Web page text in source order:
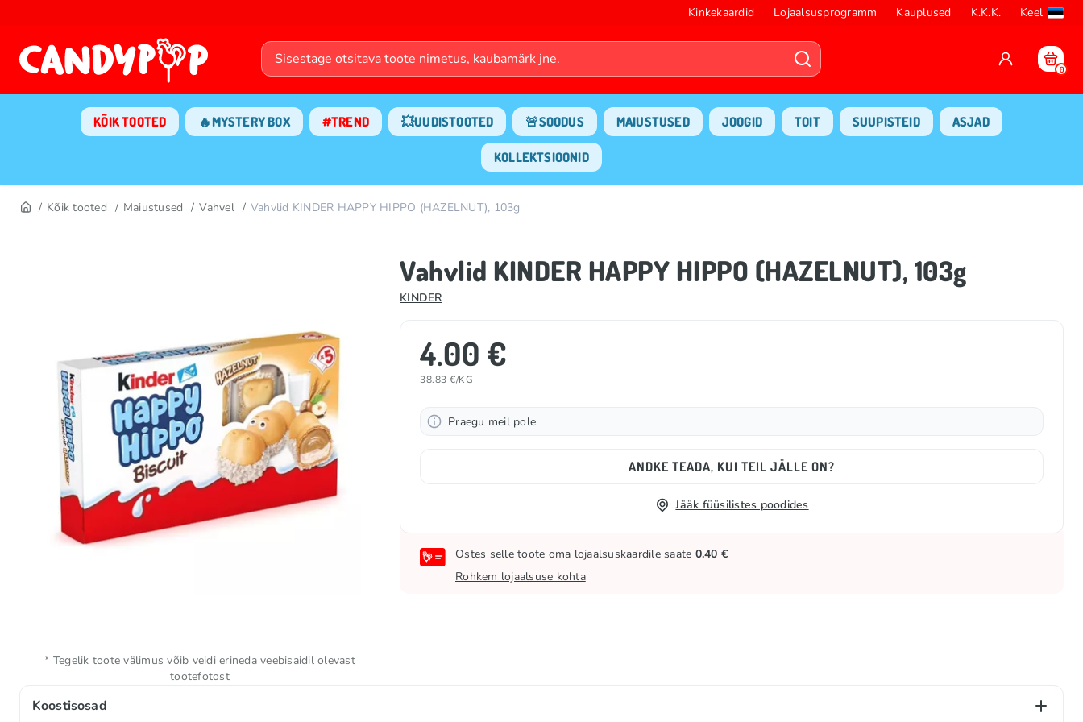
Kinkekaardid Lojaalsusprogramm Kauplused K.K.K. Keel
0
KÕIK TOOTED 🔥MYSTERY BOX #TREND 💥UUDISTOOTED 🚨SOODUS MAIUSTUSED JOOGID TOIT SUUPISTEID ASJAD
KOLLEKTSIOONID
Kõik tooted Maiustused Vahvel Vahvlid KINDER HAPPY HIPPO (HAZELNUT), 103g
Vahvlid KINDER HAPPY HIPPO (HAZELNUT), 103g
KINDER
4.00 €
38.83 €/KG
Praegu meil pole
ANDKE TEADA, KUI TEIL JÄLLE ON?
Jääk füüsilistes poodides
Ostes selle toote oma lojaalsuskaardile saate 0.40 €
Rohkem lojaalsuse kohta
Koostisosad
* Tegelik toote välimus võib veidi erineda veebisaidil olevast
tootefotost